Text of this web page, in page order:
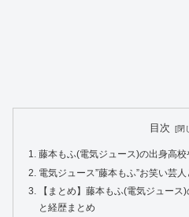
目次
藤本もふ(電気ジュース)の出身高
電気ジュース”藤本もふ”お笑い芸
【まとめ】藤本もふ(電気ジュー
と経歴まとめ